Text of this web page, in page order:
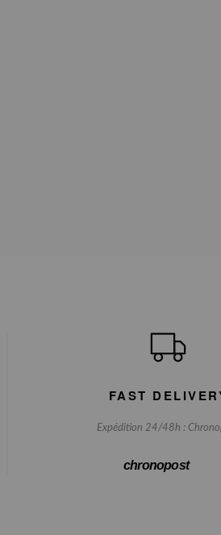
FAST
Expédition 24/48h :
chronopost